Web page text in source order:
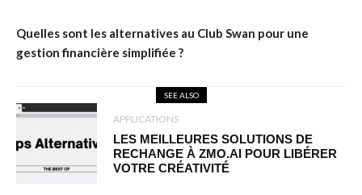
Quelles sont les alternatives au Club Swan pour une
gestion financière simplifiée ?
SEE ALSO
APPLICATIONS
LES MEILLEURES SOLUTIONS DE
RECHANGE À ZMO.AI POUR LIBÉRER
VOTRE CRÉATIVITÉ